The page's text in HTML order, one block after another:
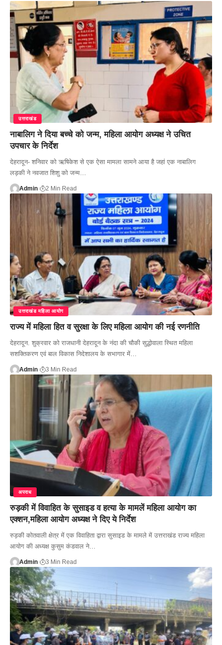
उत्तराखंड
नाबालिग ने दिया बच्चे को जन्म, महिला आयोग अध्यक्ष ने उचित
उपचार के निर्देश
देहरादून- शनिवार को ऋषिकेश से एक ऐसा मामला सामने आया है जहां एक नाबालिग
लड़की ने नवजात शिशु को जन्म…
Admin 2 Min Read
उत्तराखंड महिला आयोग
राज्य में महिला हित व सुरक्षा के लिए महिला आयोग की नई रणनीति
देहरादून. शुक्रवार को राजधानी देहरादून के नंदा की चौकी सुद्धोवाला स्थित महिला
सशक्तिकरण एवं बाल विकास निदेशालय के सभागार में…
Admin 3 Min Read
अपराध
रुड़की में विवाहित के सुसाइड व हत्या के मामलें महिला आयोग का
एक्शन,महिला आयोग अध्यक्ष ने दिए ये निर्देश
रुड़की कोतवाली क्षेत्र में एक विवाहिता द्वारा सुसाइड के मामले में उत्तराखंड राज्य महिला
आयोग की अध्यक्ष कुसुम कंडवाल ने…
Admin 3 Min Read